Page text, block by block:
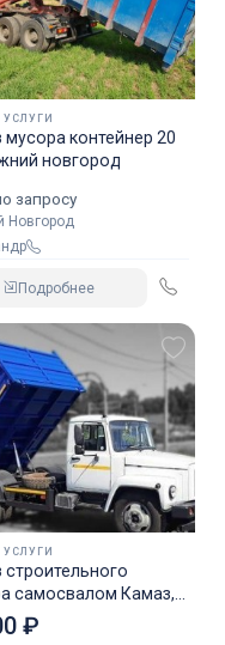
УСЛУГИ
мусора контейнер 20
новгород
запросу
Новгород
Подробнее
УСЛУГИ
строительного
самосвалом Камаз,
₽